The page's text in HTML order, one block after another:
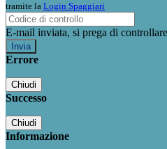
tramite la Login Spaggiari
E-mail inviata, si prega di
Errore
Chiudi
Successo
Chiudi
Informazione